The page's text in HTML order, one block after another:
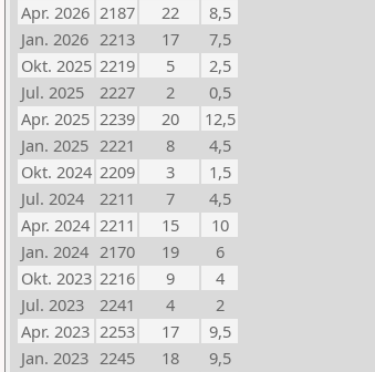
Apr. 2026 2187 22
8,5
Jan. 2026 2213 17
7,5
Okt. 2025 2219 5
2,5
Jul. 2025
2227 2
0,5
Apr. 2025 2239 20
12,5
Jan. 2025 2221 8
4,5
Okt. 2024 2209 3
1,5
Jul. 2024
2211 7
4,5
Apr. 2024 2211 15
10
Jan. 2024 2170 19
6
Okt. 2023 2216 9
4
Jul. 2023
2241 4
2
Apr. 2023 2253 17
9,5
Jan. 2023 2245 18
9,5